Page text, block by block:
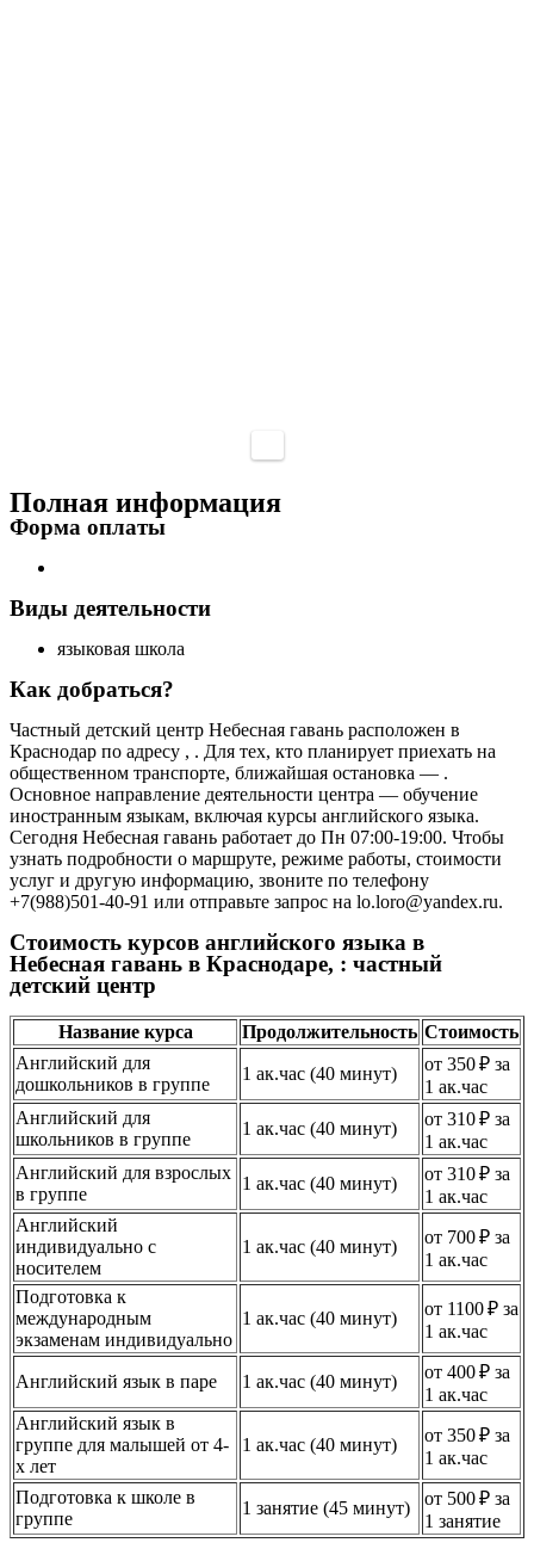
Полная информация
Форма оплаты
Виды деятельности
языковая школа
Как добраться?
Частный детский центр Небесная гавань расположен в
Краснодар по адресу , . Для тех, кто планирует приехать на
общественном транспорте, ближайшая остановка — .
Основное направление деятельности центра — обучение
иностранным языкам, включая курсы английского языка.
Сегодня Небесная гавань работает до Пн 07:00-19:00. Чтобы
узнать подробности о маршруте, режиме работы, стоимости
услуг и другую информацию, звоните по телефону
+7(988)501-40-91 или отправьте запрос на lo.loro@yandex.ru.
Стоимость курсов английского языка в
Небесная гавань в Краснодаре, : частный
детский центр
Название курса Продолжительность Стоимость
Английский для
дошкольников в группе
1 ак.час (40 минут)
от 350 ₽ за
1 ак.час
Английский для
школьников в группе
1 ак.час (40 минут)
от 310 ₽ за
1 ак.час
Английский для взрослых
в группе
1 ак.час (40 минут)
от 310 ₽ за
1 ак.час
Английский
индивидуально с
носителем
1 ак.час (40 минут)
от 700 ₽ за
1 ак.час
Подготовка к
международным
экзаменам индивидуально
1 ак.час (40 минут)
от 1100 ₽ за
1 ак.час
Английский язык в паре 1 ак.час (40 минут)
от 400 ₽ за
1 ак.час
Английский язык в
группе для малышей от 4-
х лет
1 ак.час (40 минут)
от 350 ₽ за
1 ак.час
Подготовка к школе в
группе
1 занятие (45 минут)
от 500 ₽ за
1 занятие